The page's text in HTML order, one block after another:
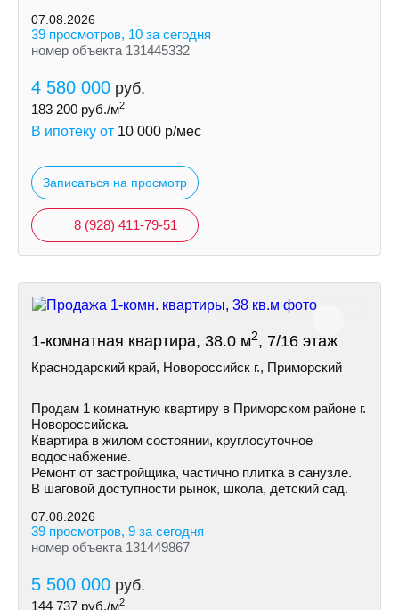
07.08.2026
39 просмотров, 10 за сегодня
номер объекта 131445332
4 580 000 руб.
183 200 руб./м2
В ипотеку от 10 000 р/мес
Записаться на просмотр
8 (928) 411-79-51
1-комнатная квартира, 38.0 м2, 7/16 этаж
Краснодарский край, Новороссийск г., Приморский
Продам 1 комнатную квартиру в Приморском районе г.
Новороссийска.
Квартира в жилом состоянии, круглосуточное
водоснабжение.
Ремонт от застройщика, частично плитка в санузле.
В шаговой доступности рынок, школа, детский сад.
07.08.2026
39 просмотров, 9 за сегодня
номер объекта 131449867
5 500 000 руб.
144 737 руб./м2